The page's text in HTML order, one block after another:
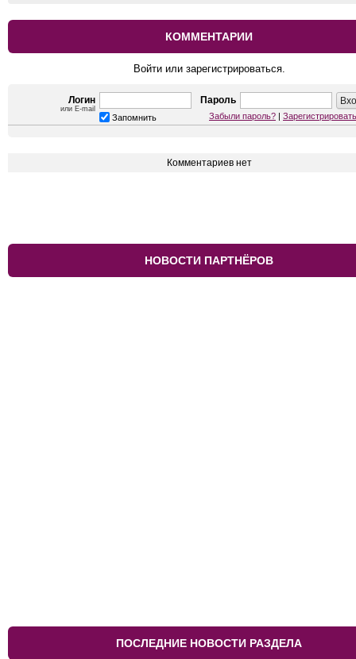
КОММЕНТАРИИ
Войти или зарегистрироваться.
Логин
или E-mail
Пароль
Запомнить Забыли пароль? |
Комментариев нет
НОВОСТИ ПАРТНЁРОВ
ПОСЛЕДНИЕ НОВОСТИ РАЗДЕЛА